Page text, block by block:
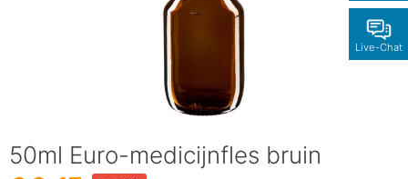
Live-Chat
50ml Euro-medicijnfles bruin